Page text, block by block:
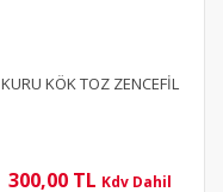
KURU KÖK TOZ ZENCEFİL
300,00 TL Kdv Dahil